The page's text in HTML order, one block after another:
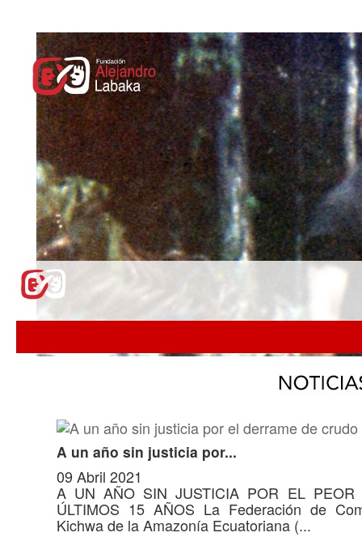
A un año sin justicia por...
09 Abril 2021
A UN AÑO SIN JUSTICIA POR EL
ÚLTIMOS 15 AÑOS La Federación de
Kichwa de la Amazonía Ecuatoriana (...